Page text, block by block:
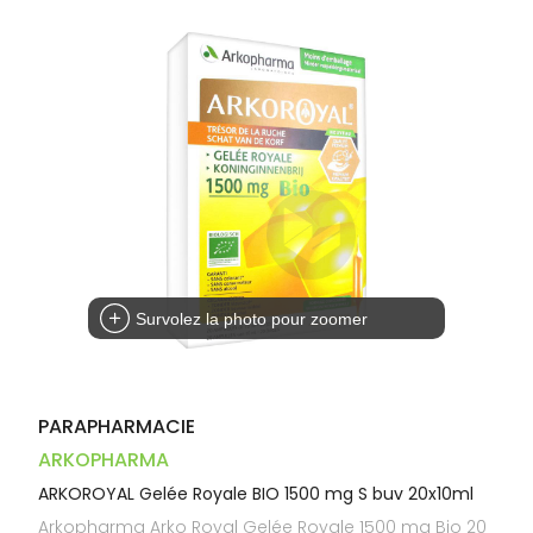
DE GARDE
Survolez la photo pour zoomer
PARAPHARMACIE
ARKOPHARMA
ARKOROYAL Gelée Royale BIO 1500 mg S buv 20x10ml
Arkopharma Arko Royal Gelée Royale 1500 mg Bio 20